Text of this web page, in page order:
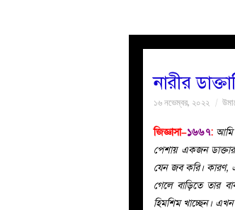
নারীর
১৬ নভেম্বর, ২০২২
জিজ্ঞাসা–১৬৬৭: আমি
পেশায় একজন
যেন জব করি। কারণ,
গেলে বাড়িতে তার
হিমশিম খাচ্ছেন।